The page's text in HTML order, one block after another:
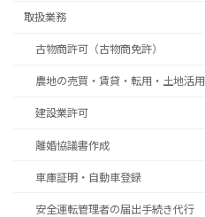
取扱業務
古物商許可（古物商免許）
農地の売買・賃貸・転用・土地活用
建設業許可
離婚協議書作成
車庫証明・自動車登録
安全運転管理者の届出手続き代行